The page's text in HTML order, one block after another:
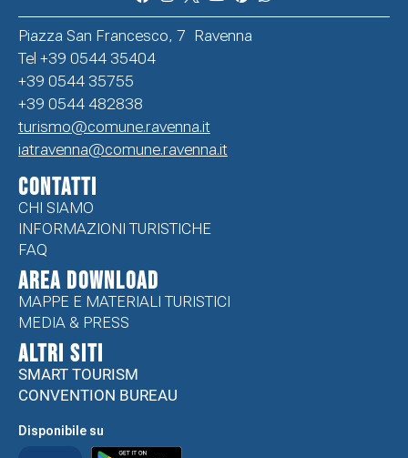
Piazza San Francesco, 7 Ravenna
Tel +39 0544 35404
+39 0544 35755
+39 0544 482838
turismo@comune.ravenna.it
iatravenna@comune.ravenna.it
CONTATTI
CHI SIAMO
INFORMAZIONI TURISTICHE
FAQ
Area Download
MAPPE E MATERIALI TURISTICI
MEDIA & PRESS
ALTRI SITI
SMART TOURISM
CONVENTION BUREAU
Disponibile su